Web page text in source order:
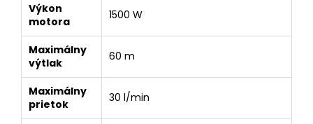
Výkon
motora
1500 W
Maximálny
výtlak
60 m
Maximálny
prietok
30 l/min